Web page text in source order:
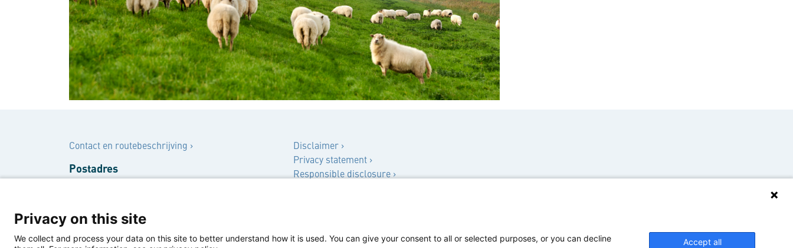
Contact
Contact en routebeschrijving ›
Postadres
Bezoekersadres
Rooseveltplantsoen 3
Disclaimer ›
Privacy statement ›
Responsible disclosure ›
Privacy on this site
We collect and process your data on this site to better understand how it is used. You can give your consent to all or selected purposes, or you can decline
Accept all